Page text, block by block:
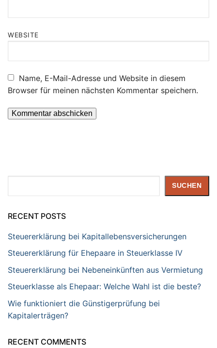
WEBSITE
Name, E-Mail-Adresse und Website in diesem
Browser für meinen nächsten Kommentar speichern.
SUCHEN
RECENT POSTS
Steuererklärung bei Kapitallebensversicherungen
Steuererklärung für Ehepaare in Steuerklasse IV
Steuererklärung bei Nebeneinkünften aus Vermietung
Steuerklasse als Ehepaar: Welche Wahl ist die beste?
Wie funktioniert die Günstigerprüfung bei
Kapitalerträgen?
RECENT COMMENTS